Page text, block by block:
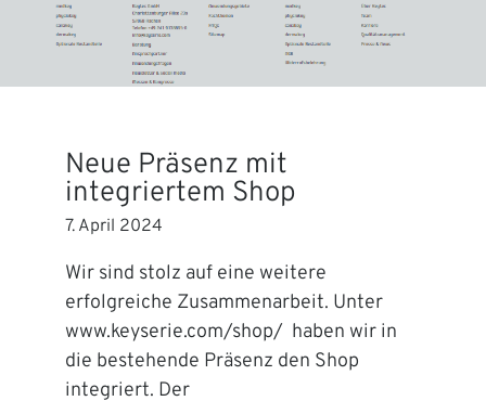
Neue Präsenz mit
integriertem Shop
7. April 2024
Wir sind stolz auf eine weitere
erfolgreiche Zusammenarbeit. Unter
www.keyserie.com/shop/ haben wir in
die bestehende Präsenz den Shop
integriert. Der